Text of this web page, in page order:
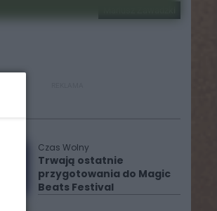
Czas Wolny
Trwają ostatnie
przygotowania do Magic
Beats Festival